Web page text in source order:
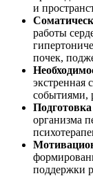
и
работы
почек,
экстренная
событиями,
организма
поддержки